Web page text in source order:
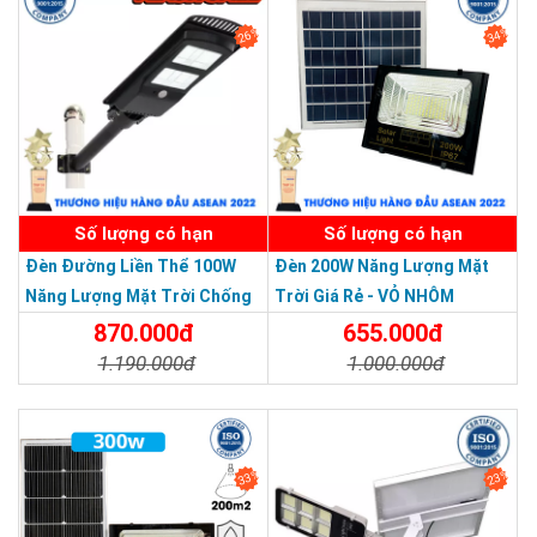
ĐT: 09153 77770 - 028.66.795.79
SẢN PHẨM DỊCH VỤ CHẤT LƯỢNG ASEAN 2019
26%
Số lượng có hạn
Đèn Đường Liền Thể 100W
Năng Lượng Mặt Trời Chống
Nước Giá Rẻ870.000đ
1.190.000đ
34%
Số lượng có hạn
Đèn 200W Năng Lượng Mặt
Trời Giá Rẻ - VỎ NHÔM
655.000đ
1.000.000đ
33% 23%